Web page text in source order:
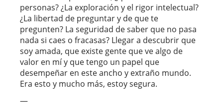
personas? ¿La exploración y el rigor intelectual?
¿La libertad de preguntar y de que te
pregunten? La seguridad de saber que no pasa
nada si caes o fracasas? Llegar a descubrir que
soy amada, que existe gente que ve algo de
valor en mí y que tengo un papel que
desempeñar en este ancho y extraño mundo.
Era esto y mucho más, estoy segura.
—